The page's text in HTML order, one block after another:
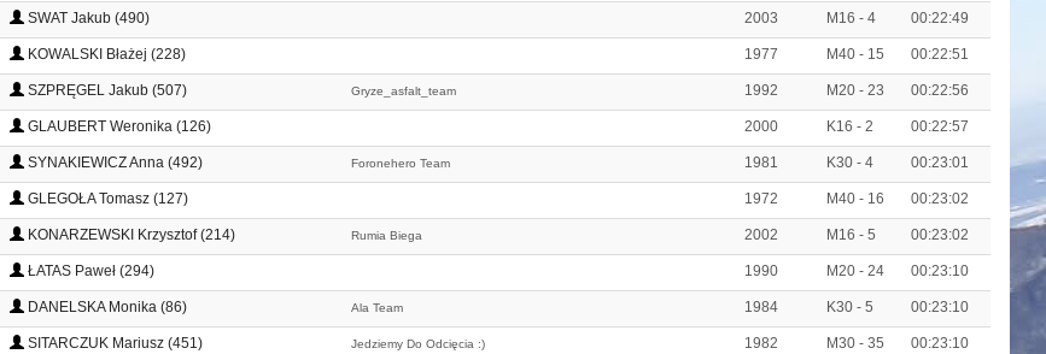
SWAT Jakub (490) 2003 M16 - 4 00:22:49
KOWALSKI Błażej (228) 1977 M40 - 15 00:22:51
SZPRĘGEL Jakub (507) Gryze_asfalt_team 1992 M20 - 23 00:22:56
GLAUBERT Weronika (126) 2000 K16 - 2 00:22:57
SYNAKIEWICZ Anna (492) Foronehero Team 1981 K30 - 4 00:23:01
GLEGOŁA Tomasz (127) 1972 M40 - 16 00:23:02
KONARZEWSKI Krzysztof (214) Rumia Biega 2002 M16 - 5 00:23:02
ŁATAS Paweł (294) 1990 M20 - 24 00:23:10
DANELSKA Monika (86) Ala Team 1984 K30 - 5 00:23:10
SITARCZUK Mariusz (451) Jedziemy Do Odcięcia :) 1982 M30 - 35 00:23:10